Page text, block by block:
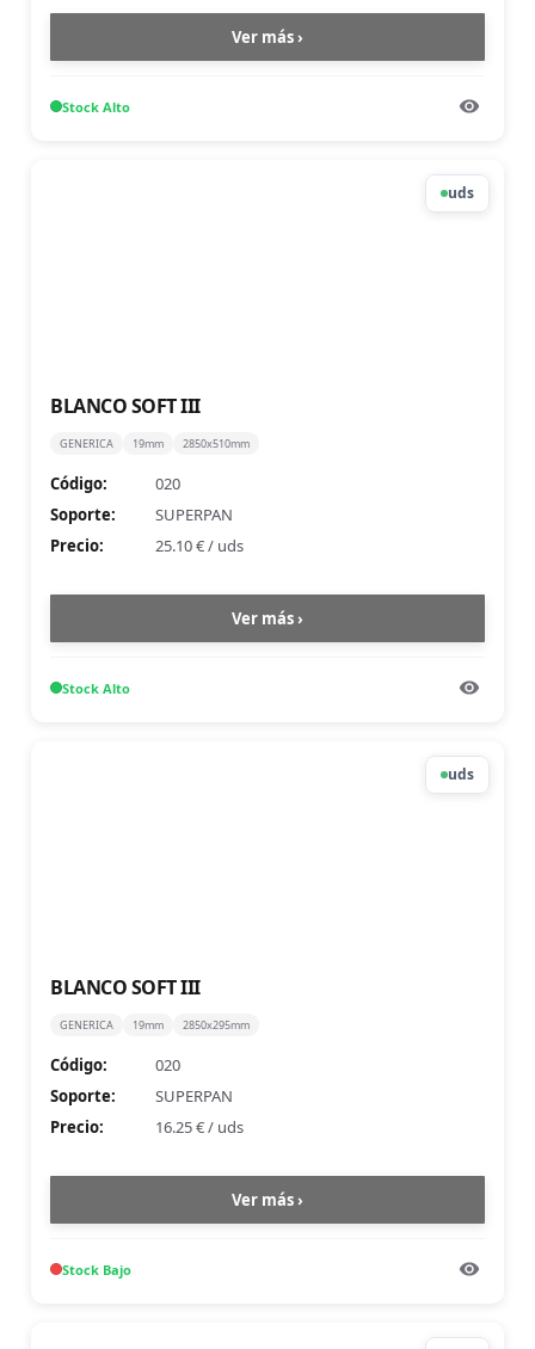
Ver más ›
StockAlto
BLANCO SOFT III
GENERICA 19mm 2850x510mm
Código:
020
Soporte:
SUPERPAN
Precio:
25.10 €/ uds
Ver más ›
StockAlto
uds
BLANCO SOFT III
GENERICA 19mm 2850x295mm
Código:
020
Soporte:
SUPERPAN
Precio:
16.25 €/ uds
Ver más ›
Stock Bajo
uds